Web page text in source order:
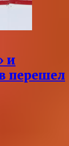
и
перешел